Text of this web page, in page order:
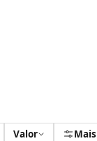
Valor